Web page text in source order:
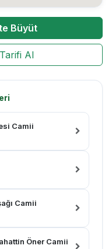
Büyüt
Al
Camii
Camii
Öner Camii